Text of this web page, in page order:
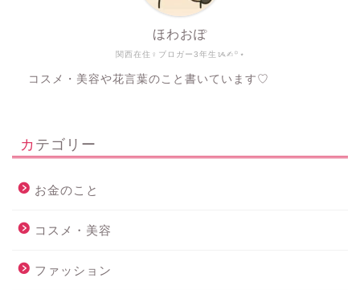
関西在住♀ブロガー3年生ᝰ✍︎꙳⋆
ほわおぽ
コスメ・美容や花言葉のこと書いています♡
カテゴリー
お金のこと
コスメ・美容
ファッション